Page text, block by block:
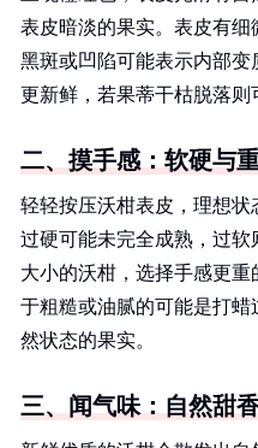
表皮暗淡的果实。表皮有
黑斑或凹陷可能表示内部
更新鲜，若果蒂干枯脱落则
二、摸手感：软硬与
轻轻按压沃柑表皮，理想状
过硬可能未完全成熟，过
大小的沃柑，选择手感更
于粗糙或油腻的可能是打
然状态的果实。
三、闻气味：自然甜